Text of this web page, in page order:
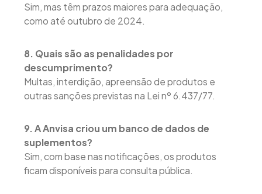
Sim, mas têm prazos maiores para adequação,
como até outubro de 2024.
8. Quais são as penalidades por
descumprimento?
Multas, interdição, apreensão de produtos e
outras sanções previstas na Lei nº 6.437/77.
9. A Anvisa criou um banco de dados de
suplementos?
Sim, com base nas notificações, os produtos
ficam disponíveis para consulta pública.